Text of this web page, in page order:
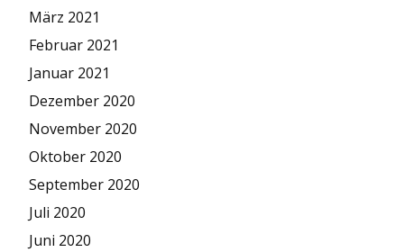
März 2021
Februar 2021
Januar 2021
Dezember 2020
November 2020
Oktober 2020
September 2020
Juli 2020
Juni 2020